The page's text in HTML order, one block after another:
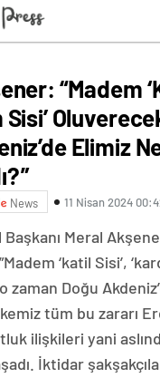
Zayıflatıldı?”
“Madem
Sisi’
Elimiz
News 11 Nisan 2024
Meral
‘katil Sisi’,
Doğu
tüm bu zararı
ilişkileri yani
İktidar